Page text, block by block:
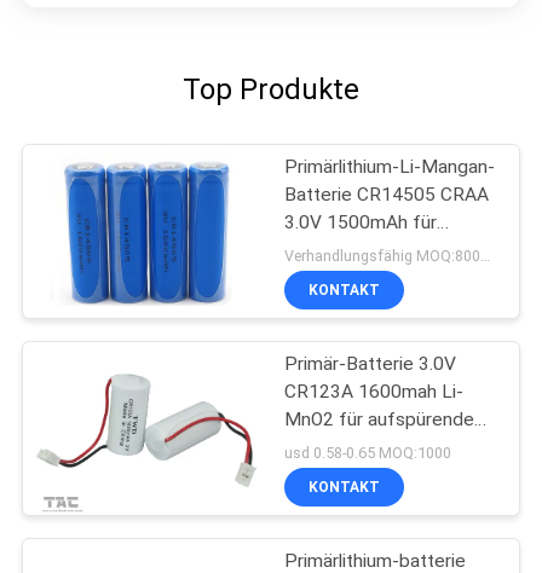
Top Produkte
Primärlithium-Li-Mangan-
Batterie CR14505 CRAA
3.0V 1500mAh für
Verbrauchszähler, Tür-
Schließfächer
Verhandlungsfähig MOQ:800PCS
KONTAKT
Primär-Batterie 3.0V
CR123A 1600mah Li-
MnO2 für aufspürende
elektrisches Mater Gps
usd 0.58-0.65 MOQ:1000
KONTAKT
Primärlithium-batterie